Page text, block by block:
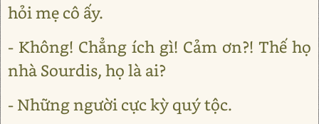
hỏi mẹ cô ấy.
- Không! Chẳng ích gì! Cảm ơn?! Thế họ
nhà Sourdis, họ là ai?
- Những người cực kỳ quý tộc.